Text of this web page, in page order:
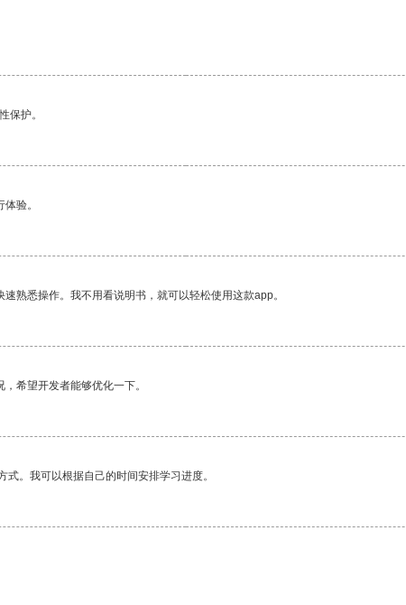
保护。
验。
熟悉操作。我不用看说明书，就可以轻松使用这款app。
希望开发者能够优化一下。
。我可以根据自己的时间安排学习进度。